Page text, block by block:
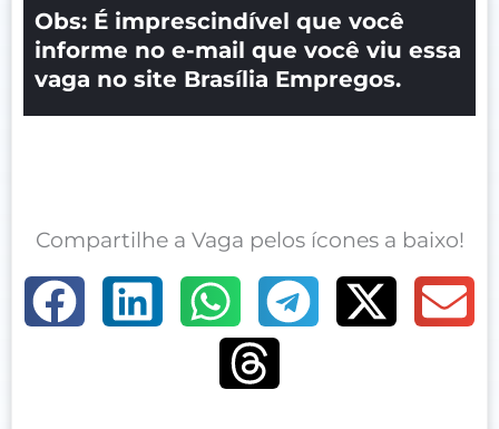
Obs: É imprescindível que você
informe no e-mail que você viu essa
vaga no site Brasília Empregos.
Compartilhe a Vaga pelos ícones a baixo!